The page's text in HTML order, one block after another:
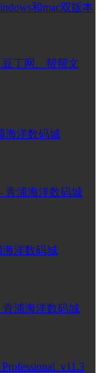
和mac双版本
丁网、帮帮文
海洋数码城
青浦海洋数码城
海洋数码城
青浦海洋数码城